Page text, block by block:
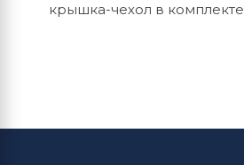
крышка-чехол в комплекте